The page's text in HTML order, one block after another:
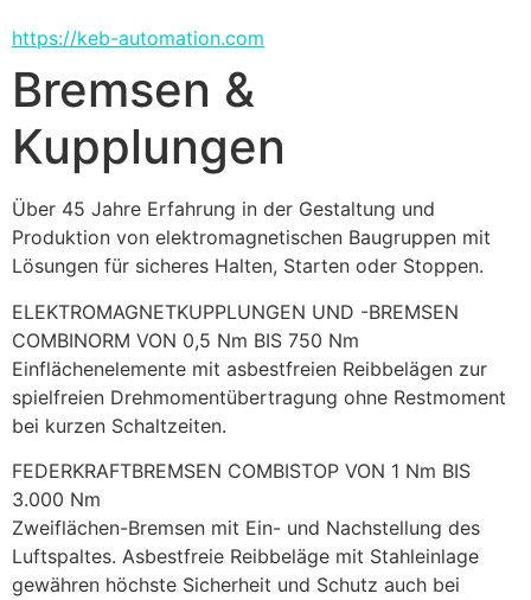
https://keb-automation.com
Bremsen &
Kupplungen
Über 45 Jahre Erfahrung in der Gestaltung und
Produktion von elektromagnetischen Baugruppen mit
Lösungen für sicheres Halten, Starten oder Stoppen.
ELEKTROMAGNETKUPPLUNGEN UND -BREMSEN
COMBINORM VON 0,5 Nm BIS 750 Nm
Einflächenelemente mit asbestfreien Reibbelägen zur
spielfreien Drehmomentübertragung ohne Restmoment
bei kurzen Schaltzeiten.
FEDERKRAFTBREMSEN COMBISTOP VON 1 Nm BIS
3.000 Nm
Zweiflächen-Bremsen mit Ein- und Nachstellung des
Luftspaltes. Asbestfreie Reibbeläge mit Stahleinlage
gewähren höchste Sicherheit und Schutz auch bei